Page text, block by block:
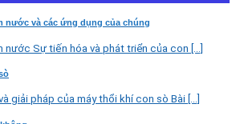
nước và các ứng dụng của chúng
nước Sự tiến hóa và phát triển của con [...]
giải pháp của máy thổi khí con sò Bài [...]